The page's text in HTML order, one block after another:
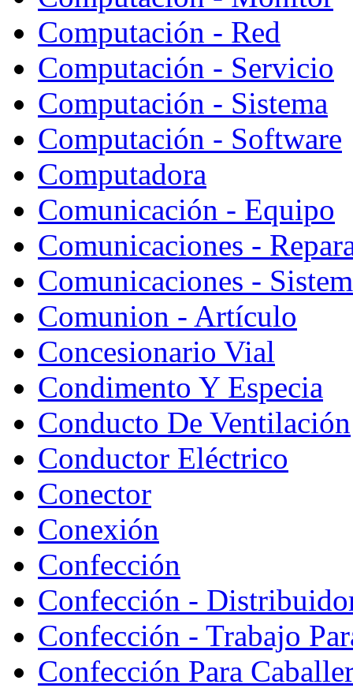
Computación - Red
Computación - Servicio
Computación - Sistema
Computación - Software
Computadora
Comunicación - Equipo
Comunicaciones -
Comunicaciones -
Comunion - Artículo
Concesionario Vial
Condimento Y Especia
Conducto De Ventilación
Conductor Eléctrico
Conector
Conexión
Confección
Confección -
Confección - Trabajo
Confección Para